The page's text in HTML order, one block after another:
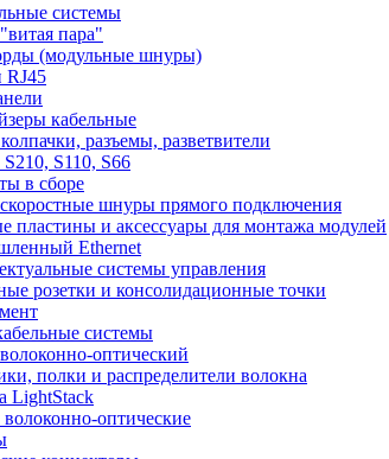
системы
пара"
(модульные шнуры)
кабельные
разъемы, разветвители
S110, S66
в сборе
шнуры прямого подключения
пластины и аксессуары для монтажа модулей
Ethernet
системы управления
розетки и консолидационные точки
системы
оптический
полки и распределители волокна
LightStack
оптические